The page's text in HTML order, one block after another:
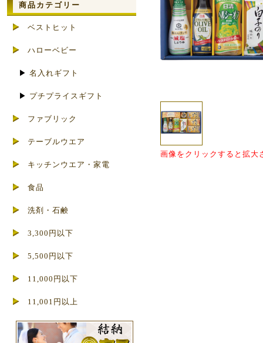
画像をクリックすると拡大
商品カテゴリー
ベストヒット
ハローベビー
▶ 名入れギフト
▶ プチプライスギフト
ファブリック
テーブルウエア
キッチンウエア・家電
食品
洗剤・石鹸
3,300円以下
5,500円以下
11,000円以下
11,001円以上